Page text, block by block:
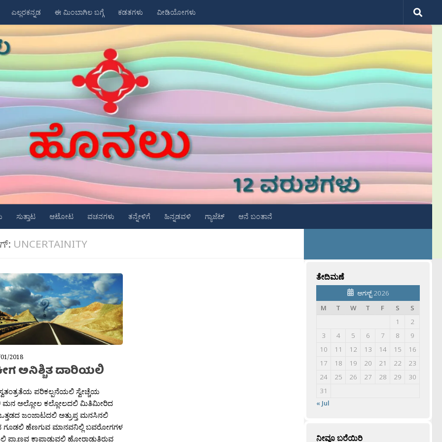
ಎಲ್ಲರಕನ್ನಡ ಈ ಮಿಂಬಾಗಿಲ ಬಗ್ಗೆ ಕಡತಗಳು ವೀಡಿಯೋಗಳು
ಸುತ್ತಾಟ ಆಟೋಟ ವಚನಗಳು ತನ್ನೇಳಿಗೆ ಹಿನ್ನಡವಳಿ ಗ್ಯಾಜೆಟ್ ಆನೆ ಬಂತಾನೆ
UNCERTAINITY
2018
ಅನಿಶ್ಚಿತ ದಾರಿಯಲಿ
ಪರಿಕಲ್ಪನೆಯಲಿ ಸ್ವೇಚ್ಚೆಯ
ಅಲ್ಲೋಲ ಕಲ್ಲೋಲದಲಿ ಮಿತಿಮೀರಿದ
ಜಂಜಾಟದಲಿ ಅತ್ರುಪ್ತ ಮನಸಿನಲಿ
ಗೂಡಲಿ ಹೆಣಗುವ ಮಾನವನಿಲ್ಲಿ ಬವರೋಗಗಳ
ಕಾಪಾಡುವಲಿ ಹೋರಾಡುತಿರುವ
ತೇದಿಮಣೆ
ಆಗಸ್ಟ್ 2026
M
T W T F S
S
1
2
3
4 5 6 7 8
9
10
11 12 13 14 15
16
17
18 19 20 21 22
23
24
25 26 27 28 29
30
31
« Jul
ನೀವೂ ಬರೆಯಿರಿ